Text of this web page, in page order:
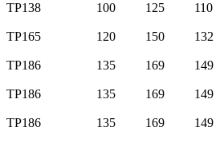
TP138 100 125 110
TP165 120 150 132
TP186 135 169 149
TP186 135 169 149
TP186 135 169 149